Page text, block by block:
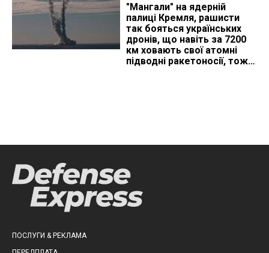
"Мангали" на ядерній
палиці Кремля, рашисти
так бояться українських
дронів, що навіть за 7200
км ховають свої атомні
підводні ракетоносії, тож
ПОСЛУГИ & РЕКЛАМА